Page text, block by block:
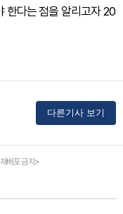
한다는 점을 알리고자 20
다른기사 보기
배포 금지>